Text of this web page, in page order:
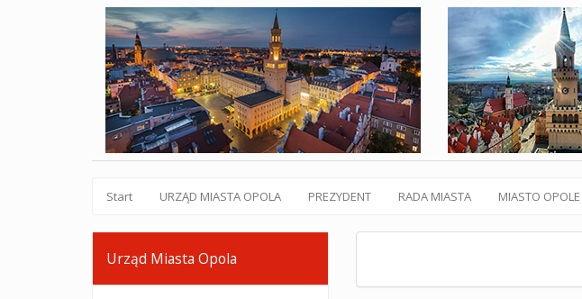
Start URZĄD MIASTA OPOLA PREZYDENT RADA MIASTA MIASTO OPOLE
Urząd Miasta Opola